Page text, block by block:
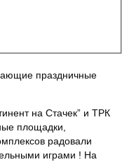
праздничные
на Стачек” и ТРК
площадки,
радовали
играми ! На